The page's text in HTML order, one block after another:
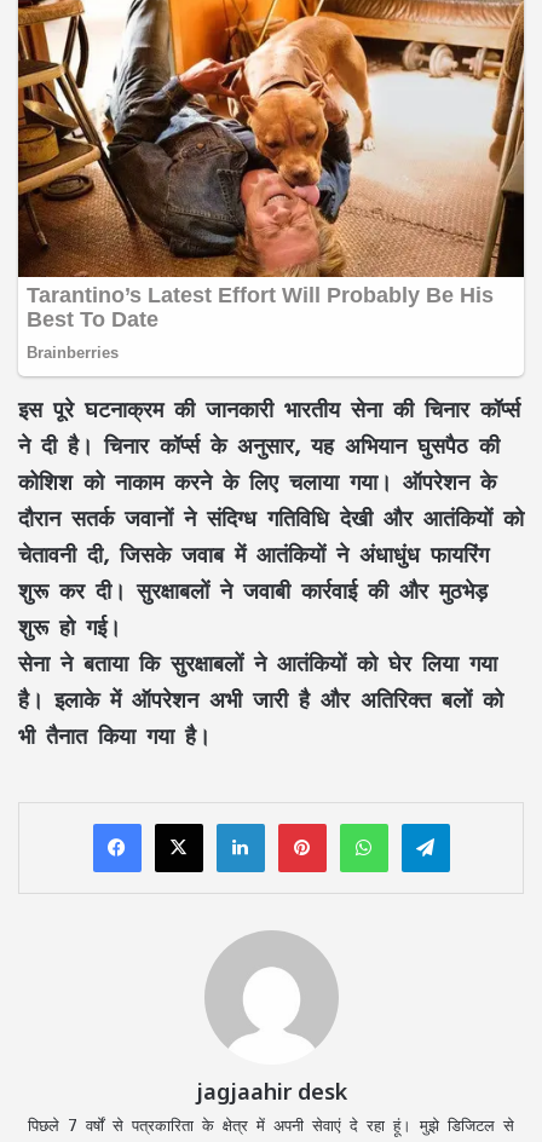
इस पूरे घटनाक्रम की जानकारी भारतीय सेना की चिनार कॉर्प्स
ने दी है। चिनार कॉर्प्स के अनुसार, यह अभियान घुसपैठ की
कोशिश को नाकाम करने के लिए चलाया गया। ऑपरेशन के
दौरान सतर्क जवानों ने संदिग्ध गतिविधि देखी और आतंकियों को
चेतावनी दी, जिसके जवाब में आतंकियों ने अंधाधुंध फायरिंग
शुरू कर दी। सुरक्षाबलों ने जवाबी कार्रवाई की और मुठभेड़
शुरू हो गई।
सेना ने बताया कि सुरक्षाबलों ने आतंकियों को घेर लिया गया
है। इलाके में ऑपरेशन अभी जारी है और अतिरिक्त बलों को
भी तैनात किया गया है।
LinkedInPinterestWhatsAppTelegram
jagjaahir desk
पिछले 7 वर्षों से पत्रकारिता के क्षेत्र में अपनी सेवाएं दे रहा हूं। मुझे डिजिटल से